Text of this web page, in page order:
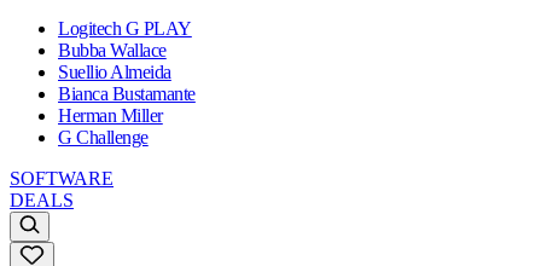
Logitech G PLAY
Bubba Wallace
Suellio Almeida
Bianca Bustamante
Herman Miller
G Challenge
SOFTWARE
DEALS